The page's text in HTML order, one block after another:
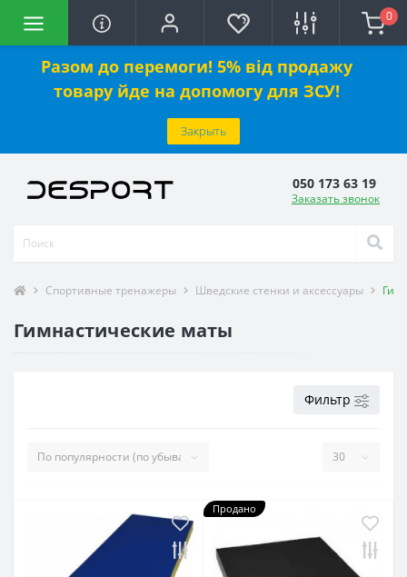
Разом до перемоги! 5% від продажу
товару йде на допомогу для ЗСУ!
Закрыть
0
050 173 63 19
Заказать звонок
Спортивные тренажеры Шведские стенки и аксессуары
Гимнастические маты
Фильтр
Продано